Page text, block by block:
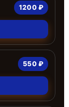
1200 ₽
550 ₽